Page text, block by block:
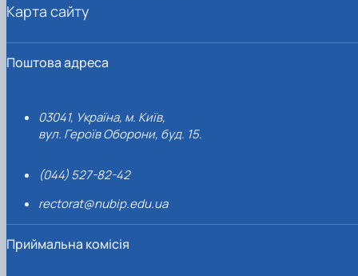
Поштова адреса
03041, Україна, м. Київ,
вул. Героїв Оборони, буд. 15.
(044) 527-82-42
rectorat@nubip.edu.ua
Приймальна комісія
Карта сайту